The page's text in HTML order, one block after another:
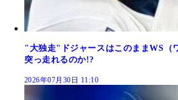
"大独走"ドジャースはこのままWS（
突っ走れるのか!?
2026年07月30日 11:10